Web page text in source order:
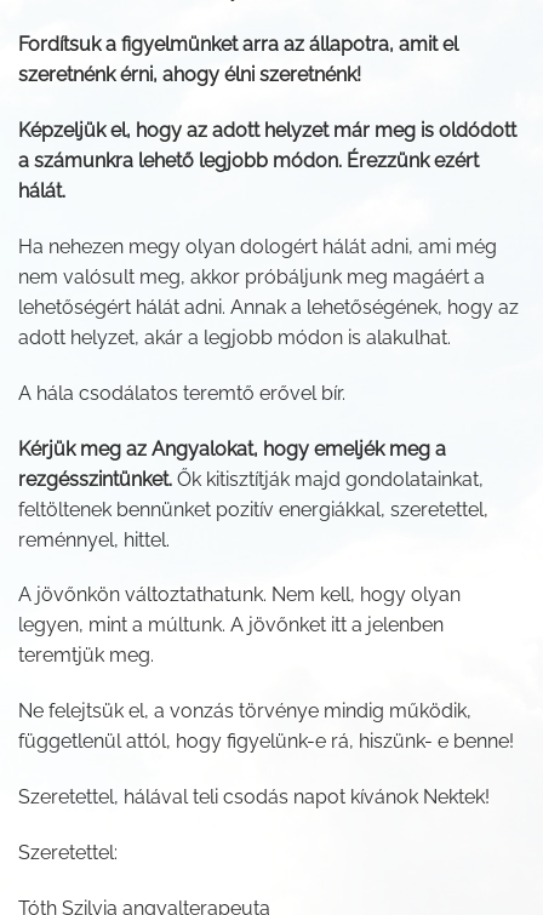
Fordítsuk a figyelmünket arra az állapotra, amit el
szeretnénk érni, ahogy élni szeretnénk!
Képzeljük el, hogy az adott helyzet már meg is oldódott
a számunkra lehető legjobb módon. Érezzünk ezért
hálát.
Ha nehezen megy olyan dologért hálát adni, ami még
nem valósult meg, akkor próbáljunk meg magáért a
lehetőségért hálát adni. Annak a lehetőségének, hogy az
adott helyzet, akár a legjobb módon is alakulhat.
A hála csodálatos teremtő erővel bír.
Kérjük meg az Angyalokat, hogy emeljék meg a
rezgésszintünket. Ők kitisztítják majd gondolatainkat,
feltöltenek bennünket pozitív energiákkal, szeretettel,
reménnyel, hittel.
A jövőnkön változtathatunk. Nem kell, hogy olyan
legyen, mint a múltunk. A jövőnket itt a jelenben
teremtjük meg.
Ne felejtsük el, a vonzás törvénye mindig működik,
függetlenül attól, hogy figyelünk-e rá, hiszünk- e benne!
Szeretettel, hálával teli csodás napot kívánok Nektek!
Szeretettel:
Tóth Szilvia angyalterapeuta